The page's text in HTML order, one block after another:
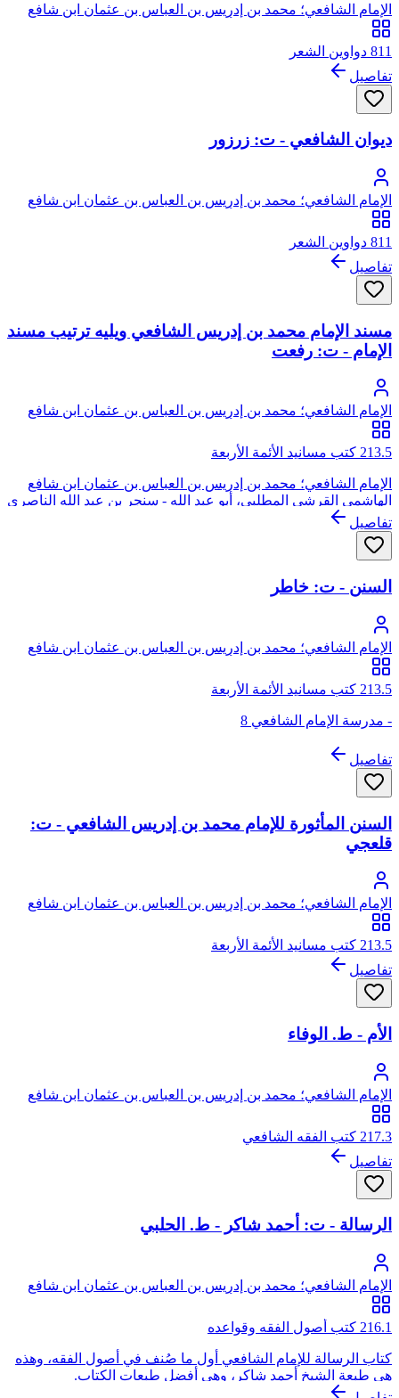
الإمام الشافعي؛ محمد بن إدريس بن العباس بن عثمان ابن شافع
الهاشمي القرشي المطلبي، أبو عبد الله
811 دواوين الشعر
تفاصيل
ديوان الشافعي - ت: زرزور
الإمام الشافعي؛ محمد بن إدريس بن العباس بن عثمان ابن شافع
الهاشمي القرشي المطلبي، أبو عبد الله
811 دواوين الشعر
تفاصيل
مسند الإمام محمد بن إدريس الشافعي ويليه ترتيب مسند
الإمام - ت: رفعت
الإمام الشافعي؛ محمد بن إدريس بن العباس بن عثمان ابن شافع
الهاشمي القرشي المطلبي، أبو عبد الله
213.5 كتب مسانيد الأئمة الأربعة
الإمام الشافعي؛ محمد بن إدريس بن العباس بن عثمان ابن شافع
الهاشمي القرشي المطلبي، أبو عبد الله - سنجر بن عبد الله الناصري
تفاصيل
السنن - ت: خاطر
الإمام الشافعي؛ محمد بن إدريس بن العباس بن عثمان ابن شافع
الهاشمي القرشي المطلبي، أبو عبد الله
213.5 كتب مسانيد الأئمة الأربعة
- مدرسة الإمام الشافعي 8
تفاصيل
السنن المأثورة للإمام محمد بن إدريس الشافعي - ت:
قلعجي
الإمام الشافعي؛ محمد بن إدريس بن العباس بن عثمان ابن شافع
الهاشمي القرشي المطلبي، أبو عبد الله
213.5 كتب مسانيد الأئمة الأربعة
تفاصيل
الأم - ط. الوفاء
الإمام الشافعي؛ محمد بن إدريس بن العباس بن عثمان ابن شافع
الهاشمي القرشي المطلبي، أبو عبد الله
217.3 كتب الفقه الشافعي
تفاصيل
الرسالة - ت: أحمد شاكر - ط. الحلبي
الإمام الشافعي؛ محمد بن إدريس بن العباس بن عثمان ابن شافع
الهاشمي القرشي المطلبي، أبو عبد الله
216.1 كتب أصول الفقه وقواعده
كتاب الرسالة للإمام الشافعي أول ما صُنف في أصول الفقه، وهذه
هي طبعة الشيخ أحمد شاكر، وهي أفضل طبعات الكتاب.